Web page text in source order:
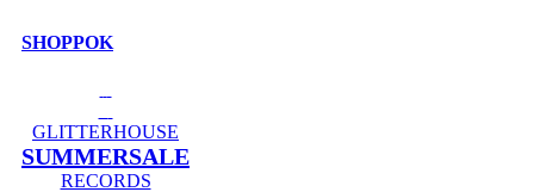
SHOPPOK
GLITTERHOUSE
SUMMERSALE
RECORDS